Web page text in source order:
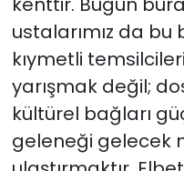
ustalarımız da bu
kıymetli
yarışmak değil;
kültürel bağları
geleneği gelecek